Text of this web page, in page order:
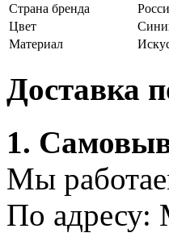
Страна бренда
Цвет
Материал
Доставка
1.
Мы
По адресу: